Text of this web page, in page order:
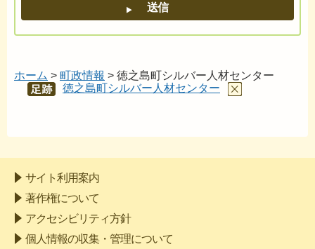
ホーム > 町政情報 > 徳之島町シルバー人材センター
あし
徳之島町シルバー人材センター
サイト利用案内
著作権について
アクセシビリティ方針
個人情報の収集・管理について